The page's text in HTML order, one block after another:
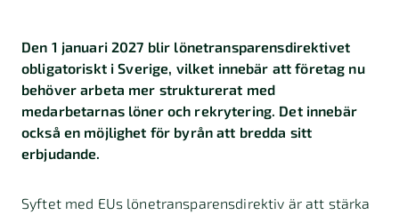
Den 1 januari 2027 blir lönetransparensdirektivet
obligatoriskt i Sverige, vilket innebär att företag nu
behöver arbeta mer strukturerat med
medarbetarnas löner och rekrytering. Det innebär
också en möjlighet för byrån att bredda sitt
erbjudande.
Syftet med EUs lönetransparensdirektiv är att stärka